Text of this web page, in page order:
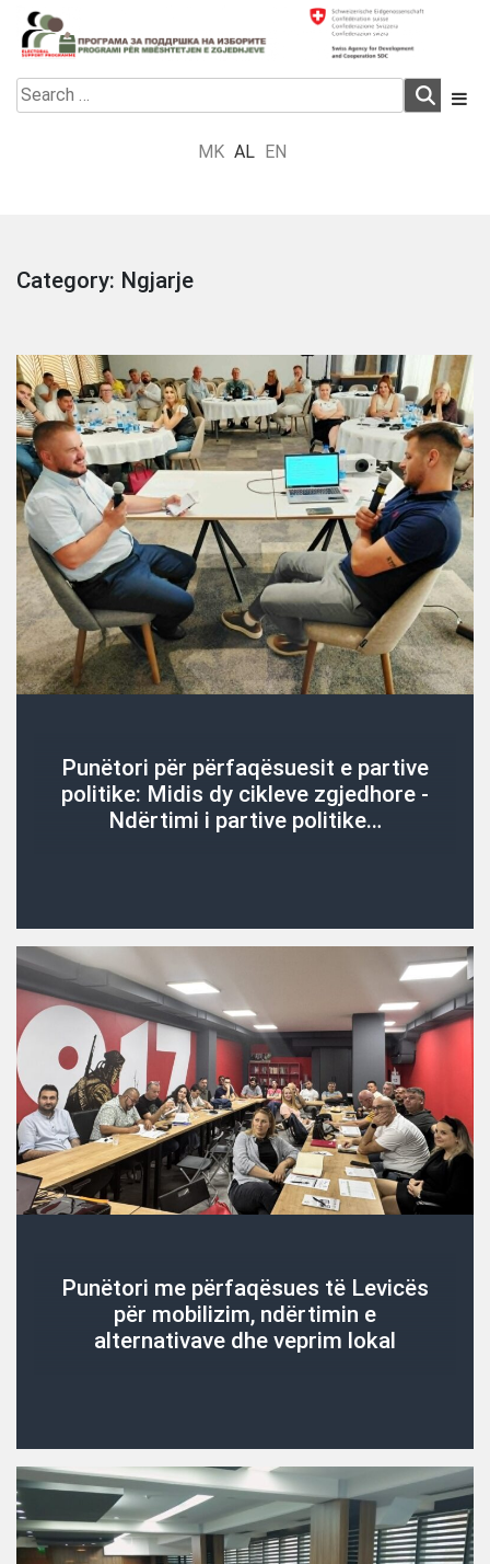
Skip
content
Electoral Support Programme
Electoral Support Programme
Search
for:
MK AL EN
Category: Ngjarje
Punëtori për përfaqësuesit e partive
politike: Midis dy cikleve zgjedhore -
Ndërtimi i partive politike…
Punëtori me përfaqësues të Levicës
për mobilizim, ndërtimin e
alternativave dhe veprim lokal